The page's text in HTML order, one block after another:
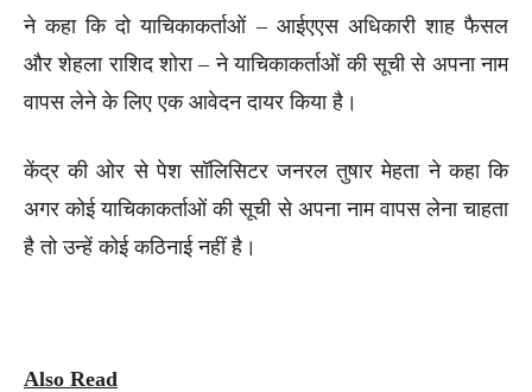
ने कहा कि दो याचिकाकर्ताओं – आईएएस अधिकारी शाह फैसल
और शेहला राशिद शोरा – ने याचिकाकर्ताओं की सूची से अपना नाम
वापस लेने के लिए एक आवेदन दायर किया है।
केंद्र की ओर से पेश सॉलिसिटर जनरल तुषार मेहता ने कहा कि
अगर कोई याचिकाकर्ताओं की सूची से अपना नाम वापस लेना चाहता
है तो उन्हें कोई कठिनाई नहीं है।
Also Read